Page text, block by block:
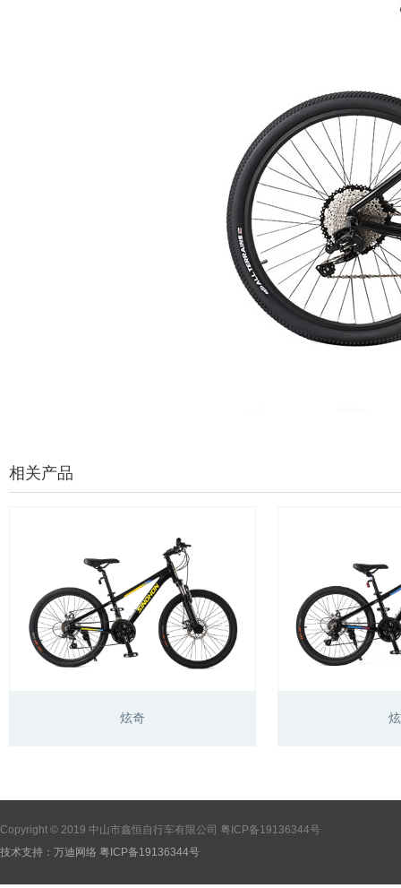
相关产品
炫奇
Copyright © 2019 中山市鑫恒自行车有限公司 粤ICP备19136344号
技术支持： 万迪网络 粤ICP备19136344号